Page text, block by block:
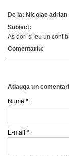
De la: Nicolae adrian
Subiect:
As dori si eu un cont
Comentariu:
Adauga un
Nume *:
E-mail *: